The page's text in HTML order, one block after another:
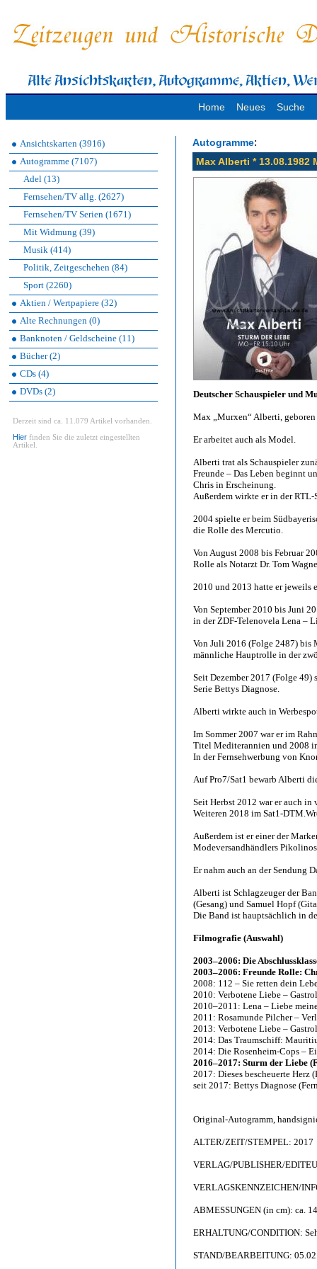
Home Neues Suche
Ansichtskarten (3916)
Autogramme (7107)
Adel (13)
Fernsehen/TV allg. (2627)
Fernsehen/TV Serien (1671)
Mit Widmung (39)
Musik (414)
Politik, Zeitgeschehen (84)
Sport (2260)
Aktien / Wertpapiere (32)
Alte Rechnungen (0)
Banknoten / Geldscheine (11)
Bücher (2)
CDs (4)
DVDs (2)
Derzeit sind ca. 11.079 Artikel vorhanden.
Hier finden Sie die zuletzt eingestellten
Artikel.
Autogramme:
Max Alberti * 13.08.1982
Deutscher Schauspieler und
Max „Murxen“ Alberti,
Er arbeitet auch als Model.
Alberti trat als Schauspieler
Freunde – Das Leben beginnt
Chris in Erscheinung.
Außerdem wirkte er in der RTL-
2004 spielte er beim
die Rolle des Mercutio.
Von August 2008 bis Februar
Rolle als Notarzt Dr. Tom
2010 und 2013 hatte er jeweils
Von September 2010 bis Juni
in der ZDF-Telenovela Lena –
Von Juli 2016 (Folge 2487) bis
männliche Hauptrolle in der
Seit Dezember 2017 (Folge 49)
Serie Bettys Diagnose.
Alberti wirkte auch in
Im Sommer 2007 war er im
Titel Mediterannien und 2008
In der Fernsehwerbung von
Auf Pro7/Sat1 bewarb Alberti
Seit Herbst 2012 war er auch in
Weiteren 2018 im Sat1-
Außerdem ist er einer der
Modeversandhändlers
Er nahm auch an der Sendung
Alberti ist Schlagzeuger der
(Gesang) und Samuel Hopf
Die Band ist hauptsächlich in
Filmografie (Auswahl)
2003–2006: Die
2003–2006: Freunde Rolle:
2008: 112 – Sie retten dein
2010: Verbotene Liebe –
2010–2011: Lena – Liebe
2011: Rosamunde Pilcher –
2013: Verbotene Liebe –
2014: Das Traumschiff:
2014: Die Rosenheim-Cops –
2016–2017: Sturm der Liebe
2017: Dieses bescheuerte Herz
seit 2017: Bettys Diagnose
Original-Autogramm,
ALTER/ZEIT/STEMPEL: 2017
VERLAG/PUBLISHER/
VERLAGSKENNZEICHEN/
ABMESSUNGEN (in cm): ca.
ERHALTUNG/CONDITION:
STAND/BEARBEITUNG: